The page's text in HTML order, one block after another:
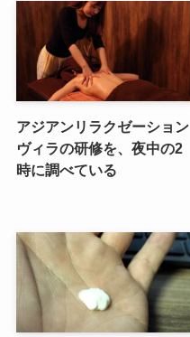
アジアンリラクゼーション
ヴィラの研修を、夜中の2
時に調べている